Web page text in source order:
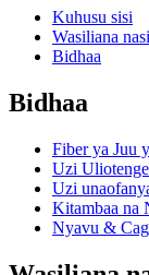
Kuhusu sisi
Wasiliana nasi
Bidhaa
Bidhaa
Fiber ya Juu
Uzi
Uzi
Kitambaa na
Nyavu &